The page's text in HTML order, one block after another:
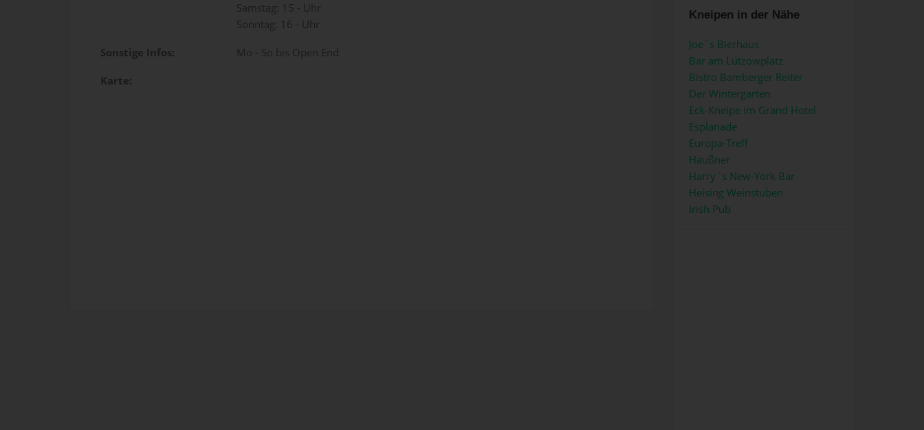
Samstag: 15 - Uhr
Sonntag: 16 - Uhr
Sonstige Infos: Mo - So bis Open End
Karte:
Kneipen in der Nähe
Joe´s Bierhaus
Bar am Lützowplatz
Bistro Bamberger Reiter
Der Wintergarten
Eck-Kneipe im Grand Hotel
Esplanade
Europa-Treff
Haußner
Harry´s New-York Bar
Heising Weinstuben
Irish Pub